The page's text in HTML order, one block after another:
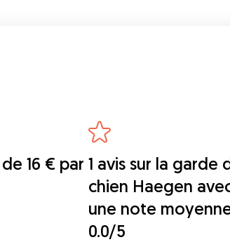
16 € par 1 avis sur la garde
chien Haegen
une note
0.0/5